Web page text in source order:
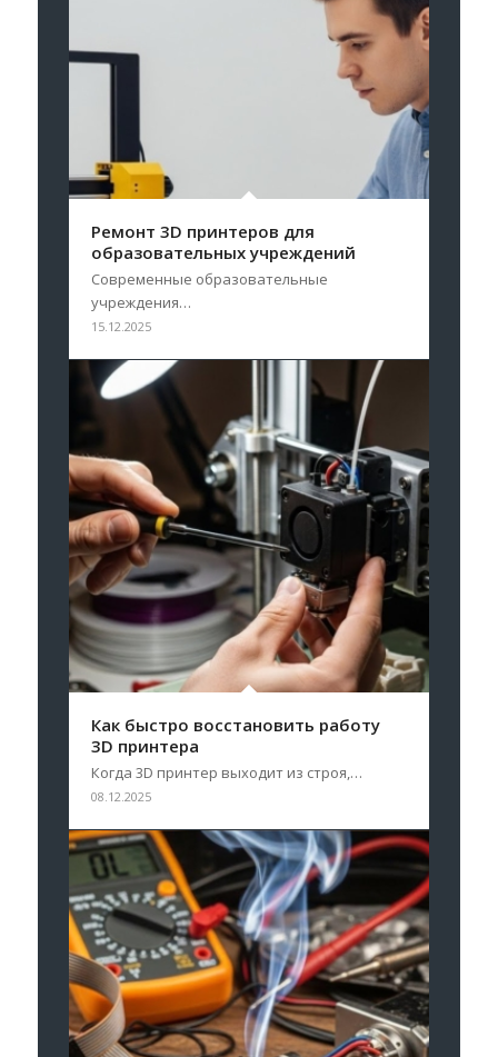
Ремонт 3D принтеров для
образовательных учреждений
Современные образовательные
учреждения…
15.12.2025
Как быстро восстановить работу
3D принтера
Когда 3D принтер выходит из строя,…
08.12.2025